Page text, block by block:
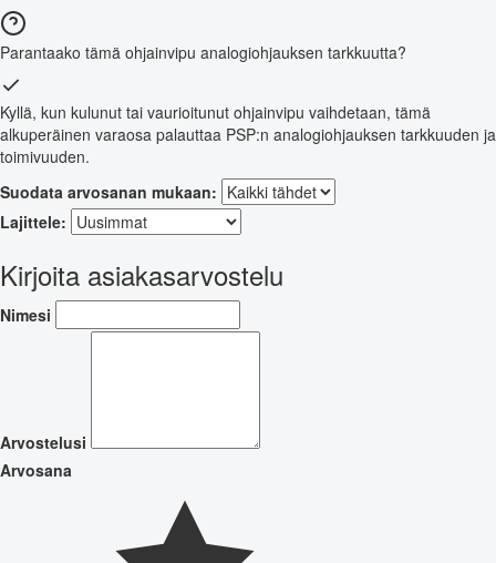
Parantaako tämä ohjainvipu analogiohjauksen tarkkuutta?
Kyllä, kun kulunut tai vaurioitunut ohjainvipu vaihdetaan, tämä
alkuperäinen varaosa palauttaa PSP:n analogiohjauksen tarkkuuden ja
toimivuuden.
Suodata arvosanan mukaan:
Lajittele:
Kirjoita asiakasarvostelu
Nimesi
Arvostelusi
Arvosana